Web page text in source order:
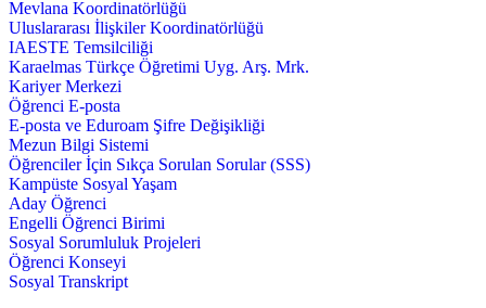
Mevlana Koordinatörlüğü
Uluslararası İlişkiler Koordinatörlüğü
IAESTE Temsilciliği
Karaelmas Türkçe Öğretimi Uyg. Arş. Mrk.
Kariyer Merkezi
Öğrenci E-posta
E-posta ve Eduroam Şifre Değişikliği
Mezun Bilgi Sistemi
Öğrenciler İçin Sıkça Sorulan Sorular (SSS)
Kampüste Sosyal Yaşam
Aday Öğrenci
Engelli Öğrenci Birimi
Sosyal Sorumluluk Projeleri
Öğrenci Konseyi
Sosyal Transkript